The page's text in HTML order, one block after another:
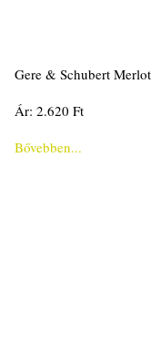
Gere & Schubert
Ár: 2.620 Ft
Bővebben...